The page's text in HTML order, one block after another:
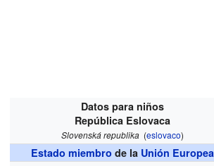
Datos para niños
República Eslovaca
Slovenská republika (eslovaco)
Estado miembro de la Unión Europea